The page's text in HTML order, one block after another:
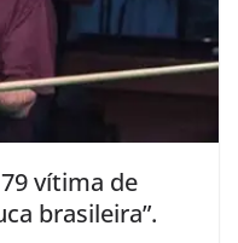
vítima de
brasileira”.